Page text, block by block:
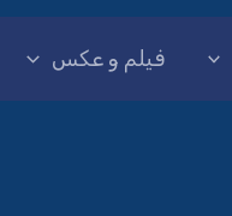
فیلم و عکس